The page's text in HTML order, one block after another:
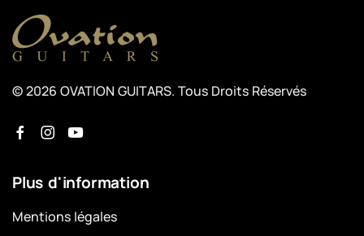
© 2026 OVATION GUITARS. Tous Droits Réservés
Plus d'information
Mentions légales